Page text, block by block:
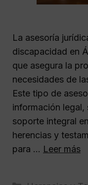
La asesoría
discapacidad en
que asegura la
necesidades de
Este tipo de
información
soporte integral
herencias y
para … Leer más